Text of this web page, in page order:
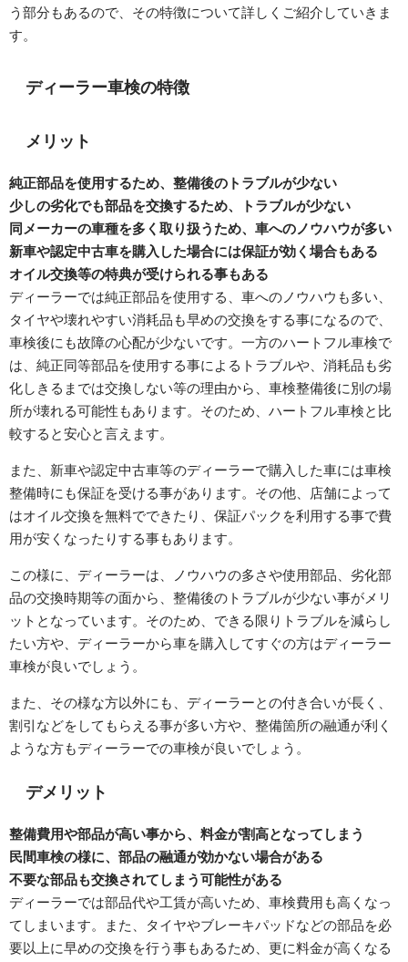
う部分もあるので、その特徴について詳しくご紹介していきま
す。
ディーラー車検の特徴
メリット
純正部品を使用するため、整備後のトラブルが少ない
少しの劣化でも部品を交換するため、トラブルが少ない
同メーカーの車種を多く取り扱うため、車へのノウハウが多い
新車や認定中古車を購入した場合には保証が効く場合もある
オイル交換等の特典が受けられる事もある
ディーラーでは純正部品を使用する、車へのノウハウも多い、
タイヤや壊れやすい消耗品も早めの交換をする事になるので、
車検後にも故障の心配が少ないです。一方のハートフル車検で
は、純正同等部品を使用する事によるトラブルや、消耗品も劣
化しきるまでは交換しない等の理由から、車検整備後に別の場
所が壊れる可能性もあります。そのため、ハートフル車検と比
較すると安心と言えます。
また、新車や認定中古車等のディーラーで購入した車には車検
整備時にも保証を受ける事があります。その他、店舗によって
はオイル交換を無料でできたり、保証パックを利用する事で費
用が安くなったりする事もあります。
この様に、ディーラーは、ノウハウの多さや使用部品、劣化部
品の交換時期等の面から、整備後のトラブルが少ない事がメリ
ットとなっています。そのため、できる限りトラブルを減らし
たい方や、ディーラーから車を購入してすぐの方はディーラー
車検が良いでしょう。
また、その様な方以外にも、ディーラーとの付き合いが長く、
割引などをしてもらえる事が多い方や、整備箇所の融通が利く
ような方もディーラーでの車検が良いでしょう。
デメリット
整備費用や部品が高い事から、料金が割高となってしまう
民間車検の様に、部品の融通が効かない場合がある
不要な部品も交換されてしまう可能性がある
ディーラーでは部品代や工賃が高いため、車検費用も高くなっ
てしまいます。また、タイヤやブレーキパッドなどの部品を必
要以上に早めの交換を行う事もあるため、更に料金が高くなる